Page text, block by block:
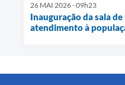
26 MAI 2026 - 09h23
Inauguração da sala
atendimento à